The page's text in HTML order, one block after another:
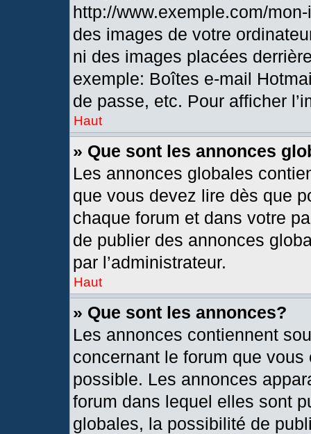
http://www.exemple.com/
des images de votre
ni des images placées
exemple: Boîtes e-mail
de passe, etc. Pour afficher
Haut
» Que sont les annonces
Les annonces globales
que vous devez lire dès que
chaque forum et dans votre
de publier des annonces
par l’administrateur.
Haut
» Que sont les annonces?
Les annonces contiennent
concernant le forum que
possible. Les annonces
forum dans lequel elles sont
globales, la possibilité de